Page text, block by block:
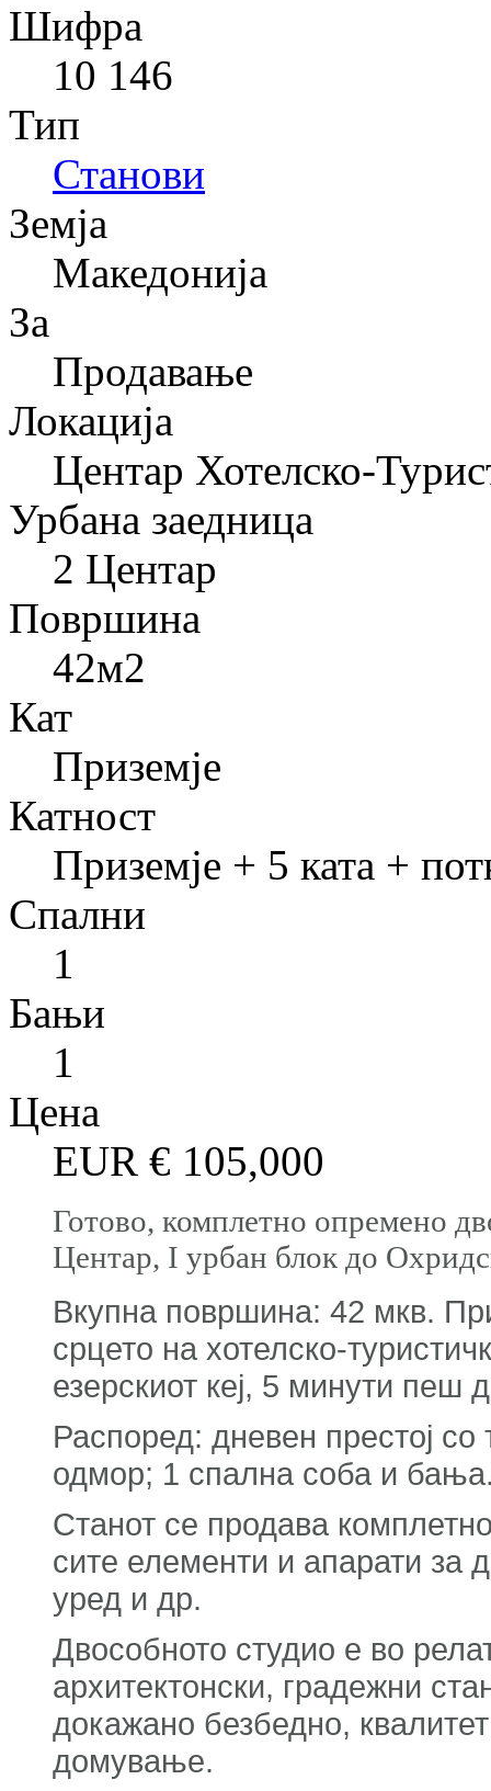
Шифра
10 146
Тип
Станови
Земја
Македонија
За
Продавање
Локација
Центар Хотелско-
Урбана заедница
2 Центар
Површина
42м2
Кат
Приземје
Катност
Приземје + 5 ката +
Спални
1
Бањи
1
Цена
EUR € 105,000
Готово, комплетно опремено
Центар, I урбан блок до
Вкупна површина: 42 мкв.
срцето на хотелско-
езерскиот кеј, 5 минути пеш
Распоред: дневен престој со
одмор; 1 спална соба и
Станот се продава
сите елементи и апарати за
уред и др.
Двособното студио е во
архитектонски, градежни
докажано безбедно,
домување.